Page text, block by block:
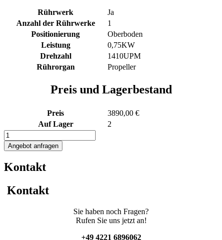
Rührwerk
Ja
Anzahl der Rührwerke
1
Positionierung
Oberboden
Leistung
0,75KW
Drehzahl
1410UPM
Rührorgan
Propeller
Preis und Lagerbestand
Preis
3890,00 €
Auf Lager
2
510L
Rührwerksbehälter
mit
Propellerrührwerk
Menge
Angebot anfragen
Kontakt
Kontakt
Sie haben noch Fragen?
Rufen Sie uns jetzt an!
+49 4221 6896062